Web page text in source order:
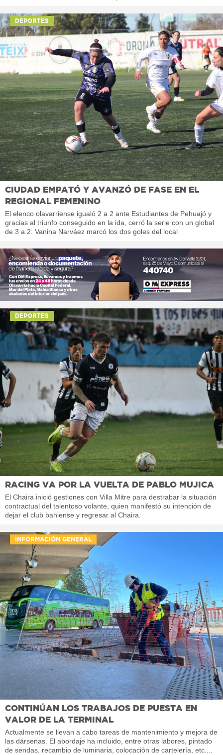
DEPORTES
CIUDAD EMPATÓ Y AVANZÓ DE FASE EN EL
REGIONAL FEMENINO
El elenco olavarriense igualó 2 a 2 ante Estudiantes de Pehuajó y
gracias al triunfo conseguido en la ida, cerró la serie con un global
de 3 a 2. Vanina Narváez marcó los dos goles del local
DEPORTES
RACING VA POR LA VUELTA DE PABLO MUJICA
El Chaira inició gestiones con Villa Mitre para destrabar la situación
contractual del talentoso volante, quien manifestó su intención de
dejar el club bahiense y regresar al Chaira.
INFORMACIÓN GENERAL
CONTINÚAN LOS TRABAJOS DE PUESTA EN
VALOR DE LA TERMINAL
Actualmente se llevan a cabo tareas de mantenimiento y mejora de
las dársenas. El abordaje ha incluido, entre otras labores, pintado
de sendas, recambio de luminaria, colocación de cartelería, etc....